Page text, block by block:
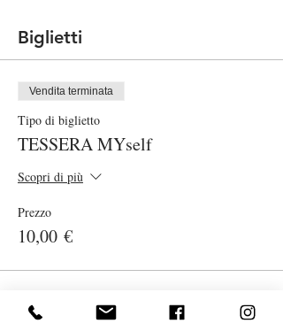
Biglietti
Vendita terminata
Tipo di biglietto
TESSERA MYself
Scopri di più
Prezzo
10,00 €
Vendita terminata